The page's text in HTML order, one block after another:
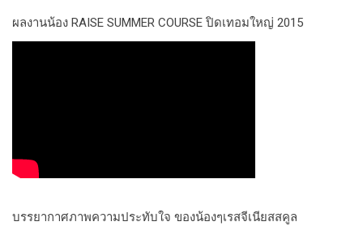
ผลงานน้อง RAISE SUMMER COURSE ปิดเทอมใหญ่ 2015
บรรยากาศภาพความประทับใจ ของน้องๆเรสจีเนียสสคูล